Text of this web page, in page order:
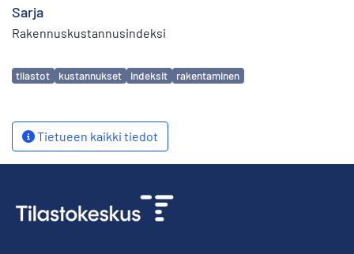
Sarja
Rakennuskustannusindeksi
Avainsanat
tilastot kustannukset indeksit rakentaminen
Tietueen kaikki tiedot